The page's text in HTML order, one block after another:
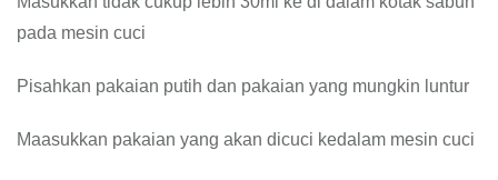
pada mesin cuci
Pisahkan pakaian putih dan pakaian yang mungkin luntur
Maasukkan pakaian yang akan dicuci kedalam mesin cuci